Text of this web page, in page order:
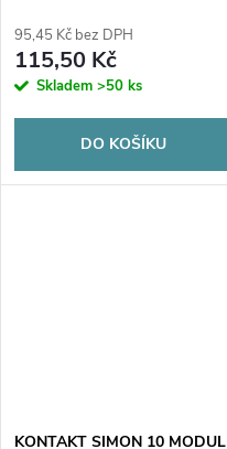
IP44 PRUŽINOVÉ SVORKY
16A 250
95,45 Kč bez DPH
115,50 Kč
Skladem >50 ks
DO KOŠÍKU
KONTAKT SIMON 10 MODUL